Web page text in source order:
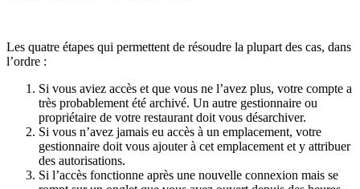
Les quatre étapes qui permettent de résoudre la plupart des cas, dans
l’ordre :
Si vous aviez accès et que vous ne l’avez plus, votre compte a
très probablement été archivé. Un autre gestionnaire ou
propriétaire de votre restaurant doit vous désarchiver.
Si vous n’avez jamais eu accès à un emplacement, votre
gestionnaire doit vous ajouter à cet emplacement et y attribuer
des autorisations.
Si l’accès fonctionne après une nouvelle connexion mais se